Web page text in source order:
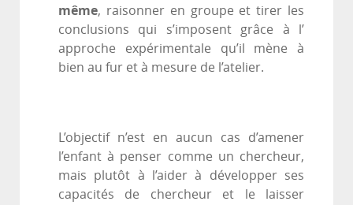
même, raisonner en groupe et tirer les
conclusions qui s’imposent grâce à l’
approche expérimentale qu’il mène à
bien au fur et à mesure de l’atelier.
L’objectif n’est en aucun cas d’amener
l’enfant à penser comme un chercheur,
mais plutôt à l’aider à développer ses
capacités de chercheur et le laisser